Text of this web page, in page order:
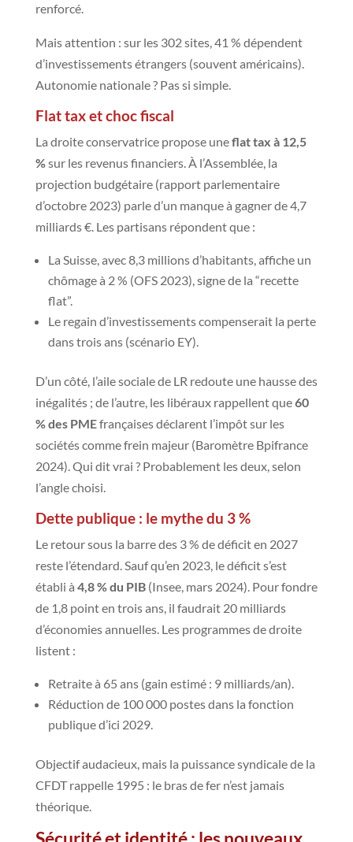
renforcé.
Mais attention : sur les 302 sites, 41 % dépendent
d’investissements étrangers (souvent américains).
Autonomie nationale ? Pas si simple.
Flat tax et choc fiscal
La droite conservatrice propose uneflat tax à 12,5
%sur les revenus financiers. À l’Assemblée, la
projection budgétaire (rapport parlementaire
d’octobre 2023) parle d’un manque à gagner de 4,7
milliards €. Les partisans répondent que :
La Suisse, avec 8,3 millions d’habitants, affiche un
chômage à 2 % (OFS 2023), signe de la “recette
flat”.
Le regain d’investissements compenserait la perte
dans trois ans (scénario EY).
D’un côté, l’aile sociale de LR redoute une hausse des
inégalités ; de l’autre, les libéraux rappellent que60
% des PMEfrançaises déclarent l’impôt sur les
sociétés comme frein majeur (Baromètre Bpifrance
2024). Qui dit vrai ? Probablement les deux, selon
l’angle choisi.
Dette publique : le mythe du 3 %
Le retour sous la barre des 3 % de déficit en 2027
reste l’étendard. Sauf qu’en 2023, le déficit s’est
établi à 4,8 % du PIB(Insee, mars 2024). Pour fondre
de 1,8 point en trois ans, il faudrait 20 milliards
d’économies annuelles. Les programmes de droite
listent :
Retraite à 65 ans (gain estimé : 9 milliards/an).
Réduction de 100 000 postes dans la fonction
publique d’ici 2029.
Objectif audacieux, mais la puissance syndicale de la
CFDT rappelle 1995 : le bras de fer n’est jamais
théorique.